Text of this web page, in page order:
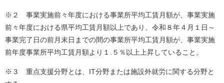
※２ 事業実施前々年度における事業所平均工賃月額が、事業実施
前々年度における県平均工賃月額以上であり、令和８年４月１日～
事業完了日の前月末日までの間の事業所平均工賃月額が、事業実施
前年度事業所平均工賃月額より１.５％以上上昇していること。
※３ 重点支援分野とは、IT分野または施設外就労に関する分野と